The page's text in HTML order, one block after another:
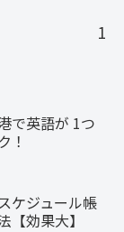
1
で英語が 1つ
！
ケジュール帳
【効果大】